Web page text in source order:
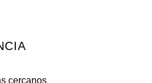
cercanos